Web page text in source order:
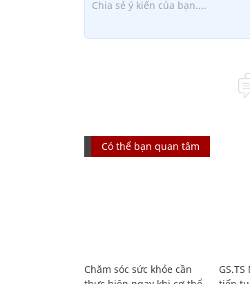
Có thể bạn quan tâm
Chăm sóc sức khỏe cần